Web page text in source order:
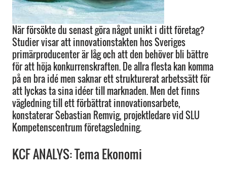
När försökte du senast göra något unikt i ditt företag?
Studier visar att innovationstakten hos Sveriges
primärproducenter är låg och att den behöver bli bättre
för att höja konkurrenskraften. De allra flesta kan komma
på en bra idé men saknar ett strukturerat arbetssätt för
att lyckas ta sina idéer till marknaden. Men det finns
vägledning till ett förbättrat innovationsarbete,
konstaterar Sebastian Remvig, projektledare vid SLU
Kompetenscentrum företagsledning.
KCF ANALYS: Tema Ekonomi